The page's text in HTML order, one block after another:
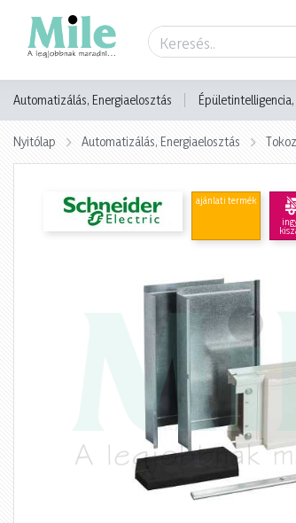
Automatizálás, Energiaelosztás
Nyitólap Automatizálás, Energiaelosztás
ajánlati termék
Termék adatlap